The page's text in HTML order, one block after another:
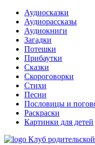
Аудиосказки
Аудиорассказы
Аудиокниги
Загадки
Потешки
Прибаутки
Сказки
Скороговорки
Стихи
Песни
Пословицы и
Раскраски
Картинки для детей
Клуб